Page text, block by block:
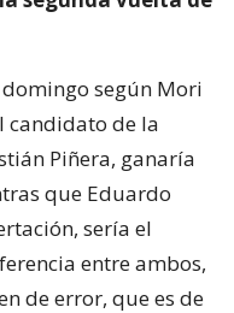
según Mori
candidato de la
Piñera, ganaría
que Eduardo
sería el
entre ambos,
de error, que es de